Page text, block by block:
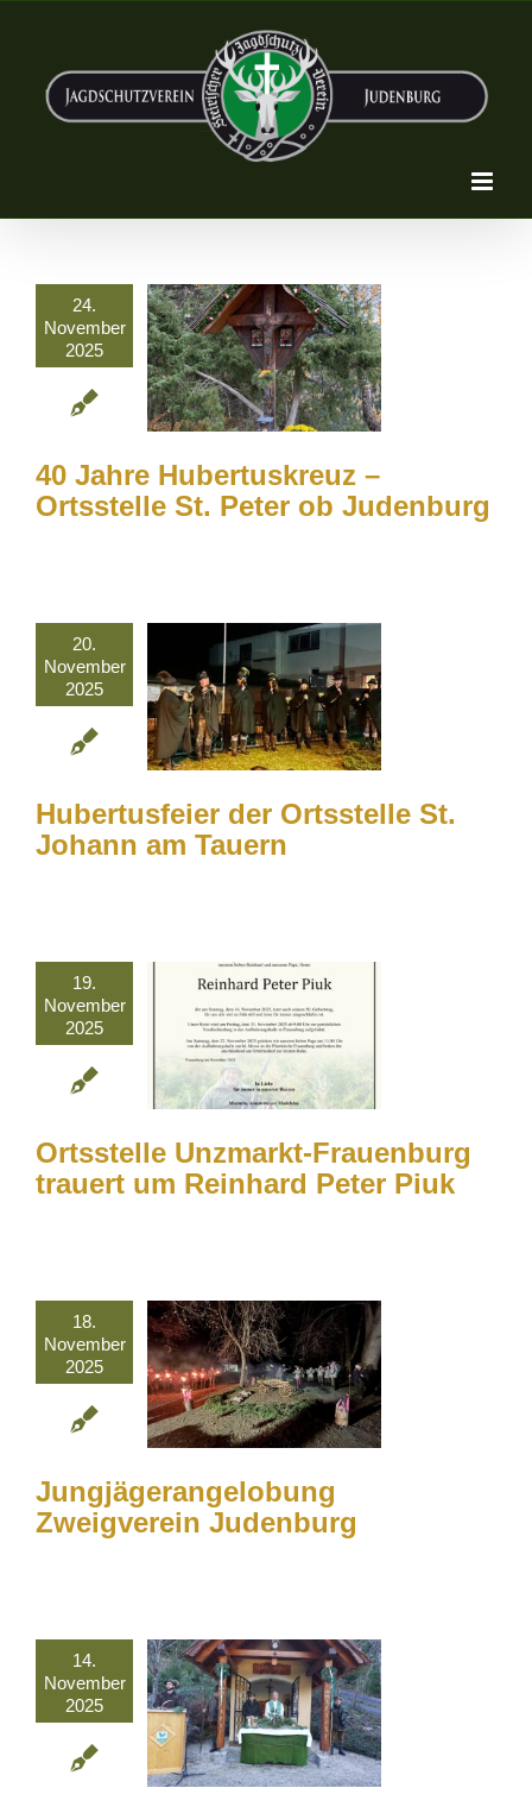
24.
November
2025
40 Jahre Hubertuskreuz –
Ortsstelle St. Peter ob Judenburg
20.
November
2025
Hubertusfeier der Ortsstelle St.
Johann am Tauern
19.
November
2025
Ortsstelle Unzmarkt-Frauenburg
trauert um Reinhard Peter Piuk
18.
November
2025
Jungjägerangelobung
Zweigverein Judenburg
14.
November
2025